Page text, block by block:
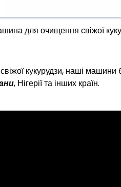
для очищення свіжої
кукурудзи, наші машини
, Нігерії та інших країн.